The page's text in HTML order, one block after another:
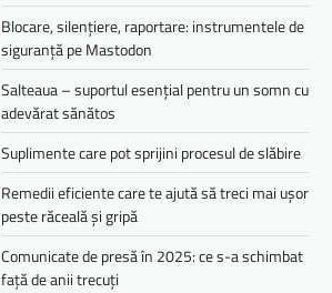
Blocare, silențiere, raportare: instrumentele de
siguranță pe Mastodon
Salteaua – suportul esențial pentru un somn cu
adevărat sănătos
Suplimente care pot sprijini procesul de slăbire
Remedii eficiente care te ajută să treci mai ușor
peste răceală și gripă
Comunicate de presă în 2025: ce s-a schimbat
față de anii trecuți